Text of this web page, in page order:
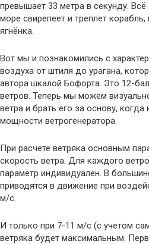
превышает 33 метра в секунду. Всё
море свирепеет и треплет
ягнёнка.
Вот мы и познакомились с
воздуха от штиля до урагана,
автора шкалой Бофорта. Это 12-
ветров. Теперь мы можем
ветра и брать его за основу,
мощности ветрогенератора.
При расчете ветряка основным
скорость ветра. Для каждого
параметр индивидуален. В
приводятся в движение при
м/с.
И только при 7-11 м/с (с учетом
ветряка будет максимальным.